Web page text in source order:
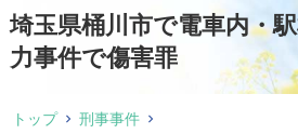
埼玉県桶川市で電車内・
力事件で傷害罪
トップ
刑事事件